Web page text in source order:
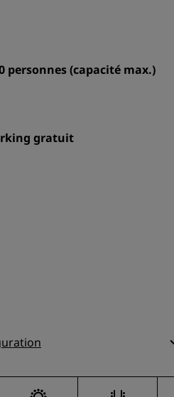
personnes (capacité max.)
gratuit